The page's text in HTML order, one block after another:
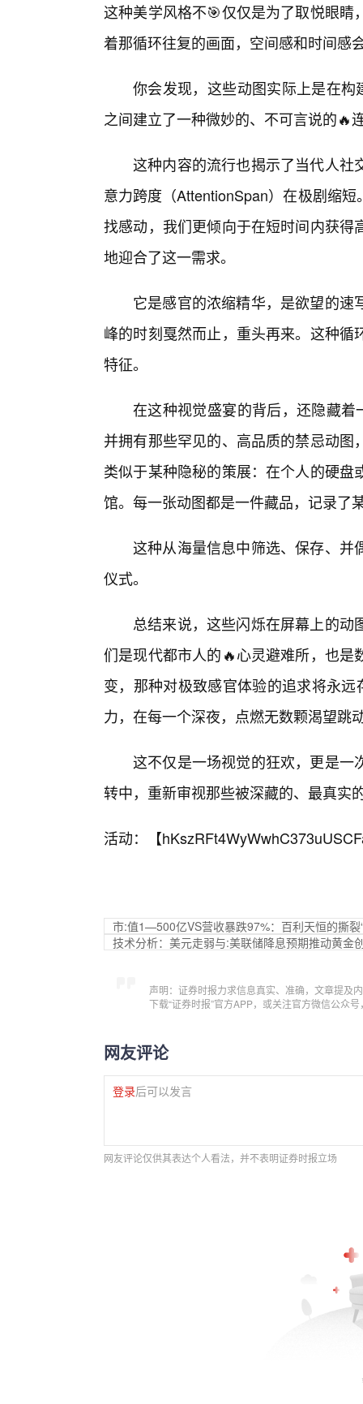
这种美学风格不🎯仅仅是为了取悦眼
着那循环往复的画面，空间感和时间感
你会发现，这些动图实际上是在构
之间建立了一种微妙的、不可言说的🔥
这种内容的流行也揭示了当代人社
意力跨度（AttentionSpan）在极剧缩
找感动，我们更倾向于在短时间内获
地迎合了这一需求。
它是感官的浓缩精华，是欲望的
峰的时刻戛然而止，重头再来。这种
特征。
在这种视觉盛宴的背后，还隐藏着
并拥有那些罕见的、高品质的禁忌动
类似于某种隐秘的策展：在个人的硬
馆。每一张动图都是一件藏品，记录了
这种从海量信息中筛选、保存、并
仪式。
总结来说，这些闪烁在屏幕上的
们是现代都市人的🔥心灵避难所，也
变，那种对极致感官体验的追求将永
力，在每一个深夜，点燃无数颗渴望跳
这不仅是一场视觉的狂欢，更是一
转中，重新审视那些被深藏的、最真实
活动：【
市:值1—500亿VS营收暴跌97%：百利天恒的撕裂
技术分析：美元走弱与:美联储降息预期推动黄金
声明：证券时报力求信息真实、准确，文章提及
下载“证券时报”官方APP，或关注官方微信公众
网友评论
登录后可以发言
网友评论仅供其表达个人看法，并不表明证券时报立场